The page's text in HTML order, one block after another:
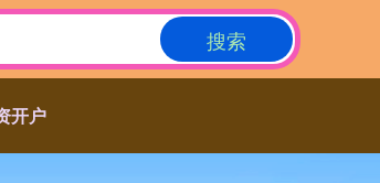
搜索
开户